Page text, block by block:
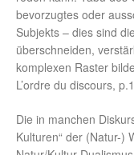
bevorzugtes oder
Subjekts – dies sind
überschneiden,
komplexen Raster
L’ordre du discours,
Die in manchen
Kulturen“ der (Natur-)